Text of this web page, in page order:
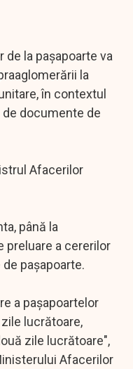
de la paşapoarte va
la
în contextul
documente de
Afacerilor
până la
preluare a cererilor
paşapoarte.
a paşapoartelor
lucrătoare,
zile lucrătoare",
Afacerilor